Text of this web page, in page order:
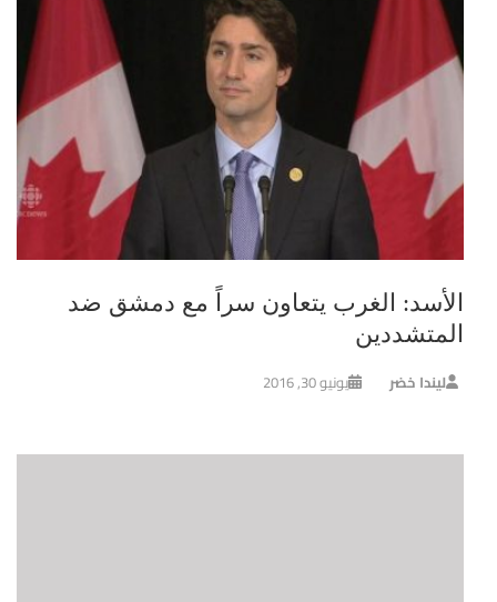
الأسد: الغرب يتعاون سراً مع دمشق ضد
المتشددين
ليندا خضر يونيو 30, 2016